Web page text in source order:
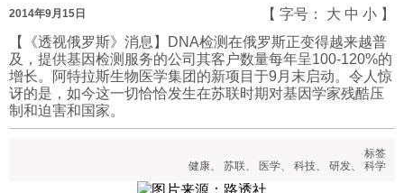
国际
时政
军事
陆军
军事合作
工业
能源
农业
美食
娱乐
漫画
视频
图表
2014年9月15日 【 字号： 大 中 小 】
【《透视俄罗斯》消息】DNA检测在俄罗斯正变得越来越普
及，提供基因检测服务的公司其客户数量每年呈100-120%的
增长。阿特拉斯生物医学集团的新项目于9月末启动。令人惊
讶的是，如今这一切恰恰发生在苏联时期对基因学家残酷压
制和迫害和国家。
标签
健康、 苏联、 医学、 科技、 研发、 科学